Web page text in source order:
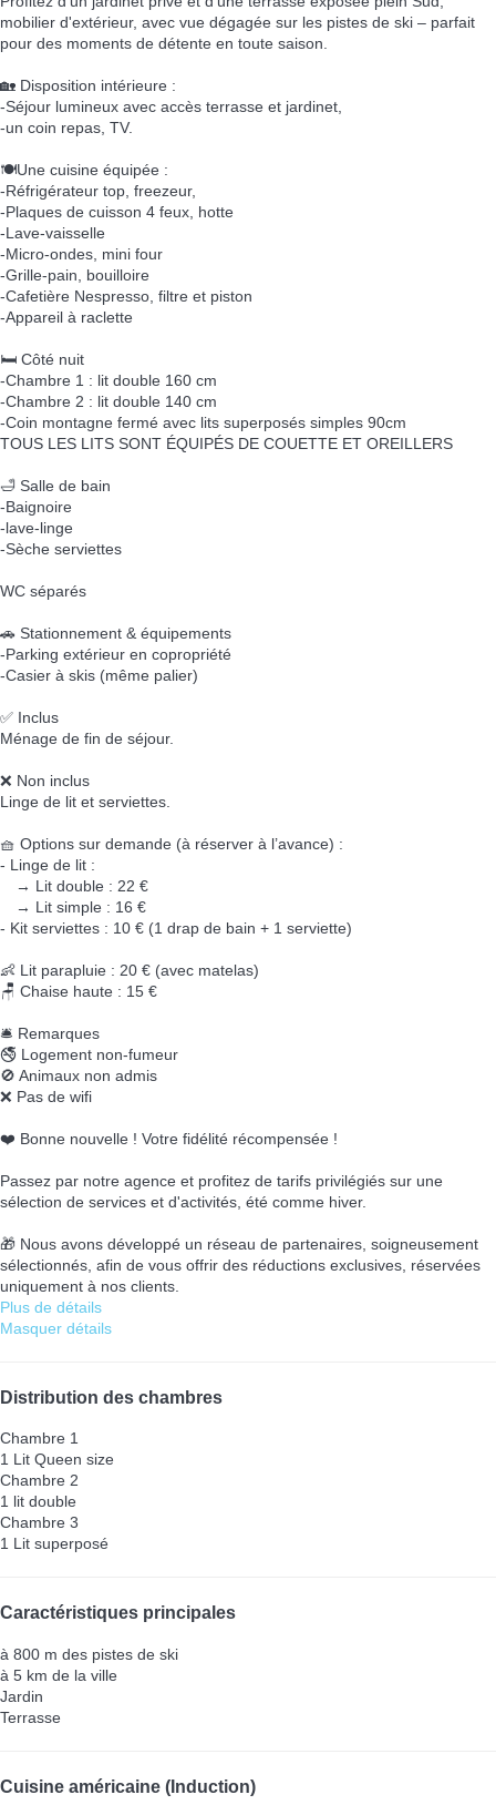
mobilier d'extérieur, avec vue dégagée sur les pistes de ski – parfait
pour des moments de détente en toute saison.
🏡 Disposition intérieure :
-Séjour lumineux avec accès terrasse et jardinet,
-un coin repas, TV.
🍽️Une cuisine équipée :
-Réfrigérateur top, freezeur,
-Plaques de cuisson 4 feux, hotte
-Lave-vaisselle
-Micro-ondes, mini four
-Grille-pain, bouilloire
-Cafetière Nespresso, filtre et piston
-Appareil à raclette
🛏️ Côté nuit
-Chambre 1 : lit double 160 cm
-Chambre 2 : lit double 140 cm
-Coin montagne fermé avec lits superposés simples 90cm
TOUS LES LITS SONT ÉQUIPÉS DE COUETTE ET OREILLERS
🛁 Salle de bain
-Baignoire
-lave-linge
-Sèche serviettes
WC séparés
🚗 Stationnement & équipements
-Parking extérieur en copropriété
-Casier à skis (même palier)
✅ Inclus
Ménage de fin de séjour.
❌ Non inclus
Linge de lit et serviettes.
🧺 Options sur demande (à réserver à l’avance) :
- Linge de lit :
→ Lit double : 22 €
→ Lit simple : 16 €
- Kit serviettes : 10 € (1 drap de bain + 1 serviette)
👶 Lit parapluie : 20 € (avec matelas)
🪑 Chaise haute : 15 €
🛎️ Remarques
🚭 Logement non-fumeur
🚫 Animaux non admis
❌ Pas de wifi
❤️ Bonne nouvelle ! Votre fidélité récompensée !
Passez par notre agence et profitez de tarifs privilégiés sur une
sélection de services et d'activités, été comme hiver.
🎁 Nous avons développé un réseau de partenaires, soigneusement
sélectionnés, afin de vous offrir des réductions exclusives, réservées
uniquement à nos clients.
Plus de détails
Masquer détails
Distribution des chambres
Chambre 1
1 Lit Queen size
Chambre 2
1 lit double
Chambre 3
1 Lit superposé
Caractéristiques principales
à 800 m des pistes de ski
à 5 km de la ville
Jardin
Terrasse
Cuisine américaine (Induction)